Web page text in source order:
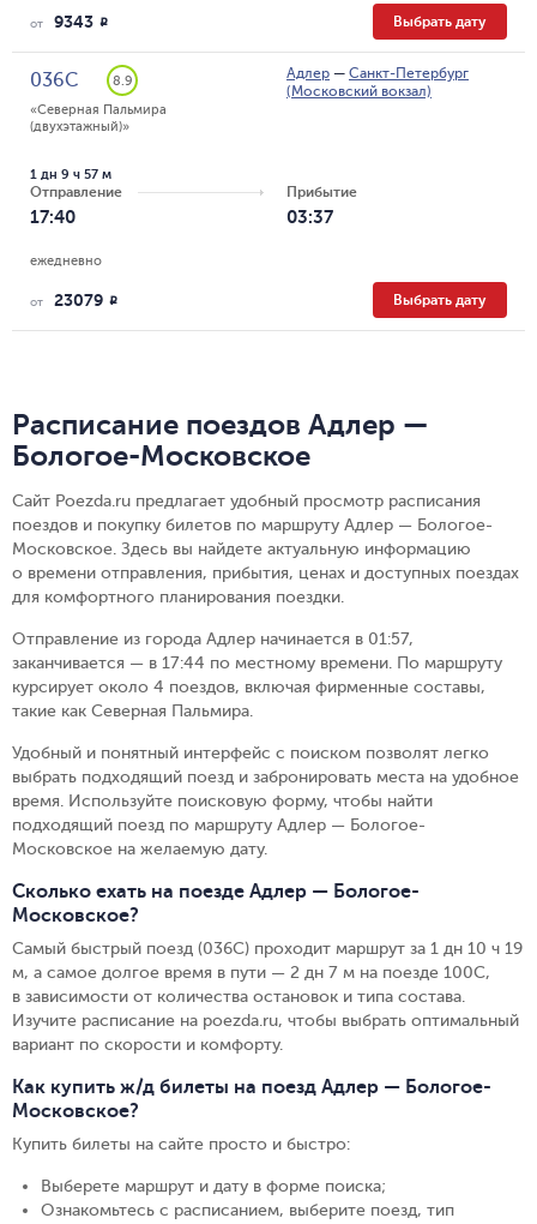
от 9343 R Выбрать дату
036С
8.9
«Северная Пальмира
(двухэтажный)»
Адлер — Санкт-Петербург
(Московский вокзал)
Отправление
17:40
1 дн 9 ч 57 м
Прибытие
03:37
ежедневно
от 23079 R Выбрать дату
Расписание поездов Адлер —
Бологое-Московское
Сайт Poezda.ru предлагает удобный просмотр расписания
поездов и покупку билетов по маршруту Адлер — Бологое-
Московское. Здесь вы найдете актуальную информацию
о времени отправления, прибытия, ценах и доступных поездах
для комфортного планирования поездки.
Отправление из города Адлер начинается в 01:57,
заканчивается — в 17:44 по местному времени. По маршруту
курсирует около 4 поездов, включая фирменные составы,
такие как Северная Пальмира.
Удобный и понятный интерфейс с поиском позволят легко
выбрать подходящий поезд и забронировать места на удобное
время. Используйте поисковую форму, чтобы найти
подходящий поезд по маршруту Адлер — Бологое-
Московское на желаемую дату.
Сколько ехать на поезде Адлер — Бологое-
Московское?
Самый быстрый поезд (036С) проходит маршрут за 1 дн 10 ч 19
м, а самое долгое время в пути — 2 дн 7 м на поезде 100С,
в зависимости от количества остановок и типа состава.
Изучите расписание на poezda.ru, чтобы выбрать оптимальный
вариант по скорости и комфорту.
Как купить ж/д билеты на поезд Адлер — Бологое-
Московское?
Купить билеты на сайте просто и быстро:
Выберете маршрут и дату в форме поиска;
Ознакомьтесь с расписанием, выберите поезд, тип